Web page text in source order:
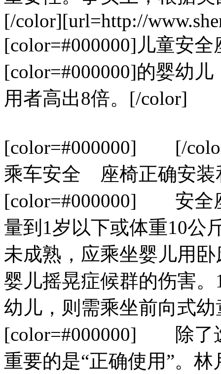
[/color][url=http://
[color=#000000]儿童安
[color=#000000]的婴幼
用者高出8倍。[/color]
[color=#000000] [/
乘车安全 座椅正确安装
[color=#000000] 安全
量到1岁以下或体重10公
未成熟，应乘坐婴儿用
婴儿摇晃症候群的伤害
幼儿，则需乘坐前向式
[color=#000000] 除了
重要的是“正确使用”。